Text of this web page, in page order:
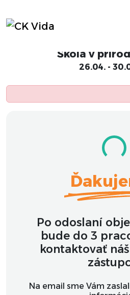
Škola v
26.04. -
Po odoslaní
bude do 3
kontaktovať
Na email sme Vám